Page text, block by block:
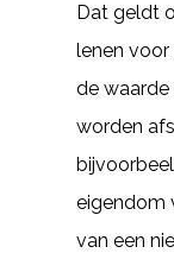
Dat geldt
lenen
de waarde
worden
eigendom
van een